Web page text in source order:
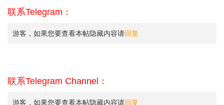
联系Telegram：
游客，如果您要查看本帖隐藏内容请回复
联系Telegram Channel：
游客，如果您要查看本帖隐藏内容请回复